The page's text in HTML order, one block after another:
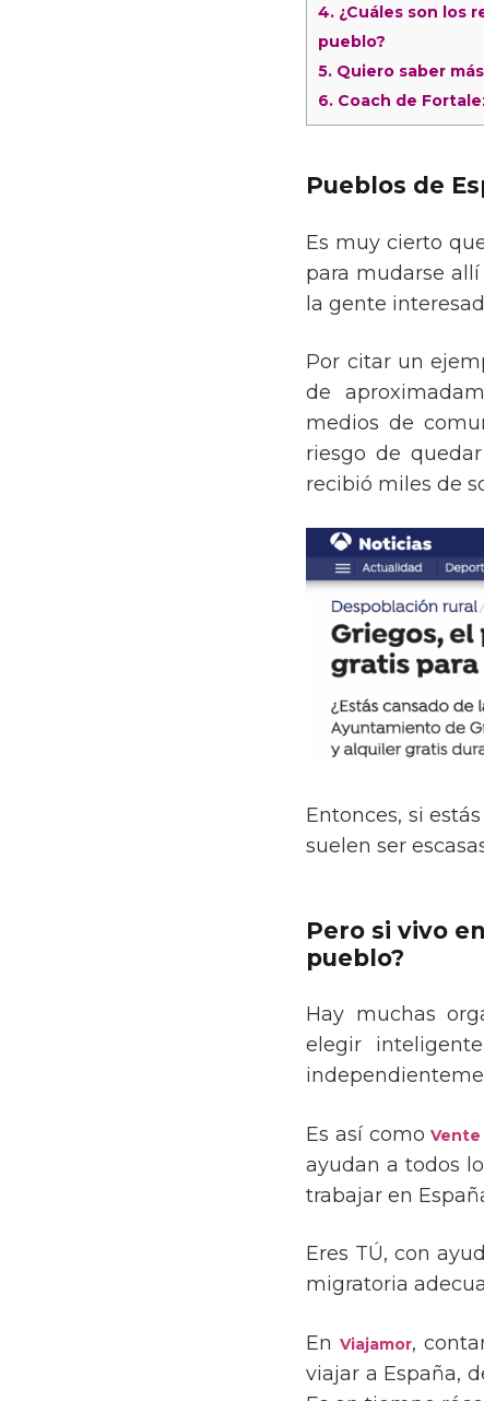
4. ¿Cuáles son los
pueblo?
5. Quiero saber
6. Coach de
Pueblos de
Es muy cierto
para mudarse
la gente
Por citar un
de
medios de
riesgo de
recibió miles de
Entonces, si
suelen ser
Pero si vivo
pueblo?
Hay muchas
elegir
Es así comoVente
ayudan a todos
trabajar en
Eres TÚ, con
migratoria
EnViajamor,
viajar a España,